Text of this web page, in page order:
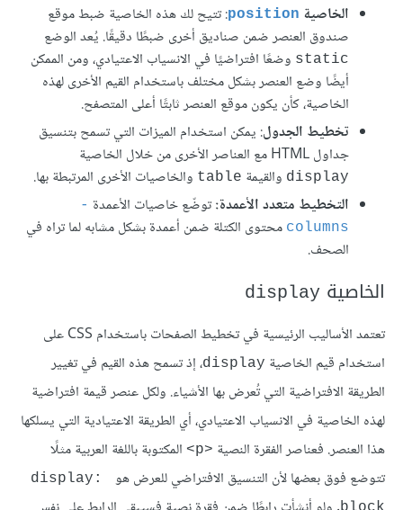
الخاصية position: تتيح لك هذه الخاصية ضبط موقع
صندوق العنصر ضمن صناديق أخرى ضبطًا دقيقًا. يُعد الوضع
static وضعًا افتراضيًا في الانسياب الاعتيادي، ومن الممكن
أيضًا وضع العنصر بشكل مختلف باستخدام القيم الأخرى لهذه
الخاصية، كأن يكون موقع العنصر ثابتًا أعلى المتصفح.
تخطيط الجدول: يمكن استخدام الميزات التي تسمح بتنسيق
جداول HTML مع العناصر الأخرى من خلال الخاصية
display والقيمة table والخاصيات الأخرى المرتبطة بها.
التخطيط متعدد الأعمدة:توضّع خاصيات الأعمدة -
columns محتوى الكتلة ضمن أعمدة بشكل مشابه لما تراه في
الصحف.
الخاصية display
تعتمد الأساليب الرئيسية في تخطيط الصفحات باستخدام CSS على
استخدام قيم الخاصية display، إذ تسمح هذه القيم في تغيير
الطريقة الافتراضية التي تُعرض بها الأشياء. ولكل عنصر قيمة افتراضية
لهذه الخاصية في الانسياب الاعتيادي، أي الطريقة الاعتيادية التي يسلكها
هذا العنصر. فعناصر الفقرة النصية <p>
المكتوبة باللغة العربية مثلًا
تتوضع فوق بعضها لأن التنسيق الافتراضي للعرض هو
display: